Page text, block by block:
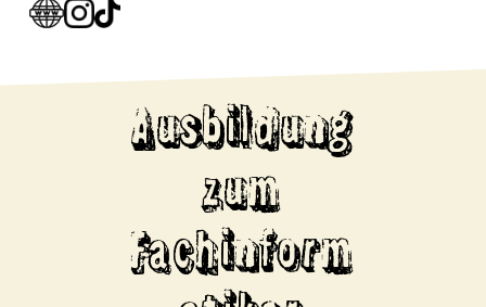
Ausbildung
zum
Fachinform